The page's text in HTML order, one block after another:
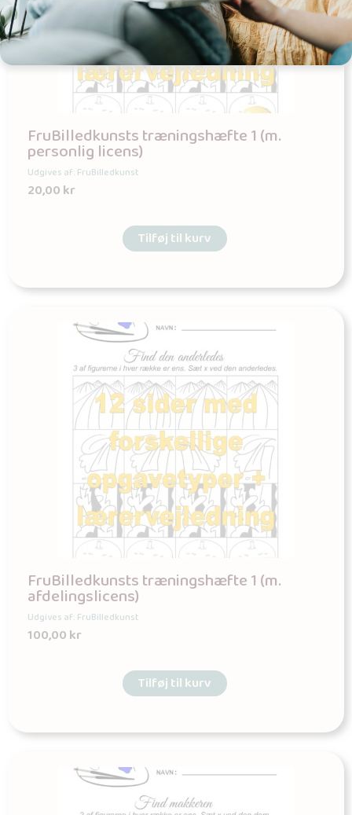
FruBilledkunsts træningshæfte 1 (m.
personlig licens)
Udgives af: FruBilledkunst
20,00kr
Tilføj til kurv
FruBilledkunsts træningshæfte 1 (m.
afdelingslicens)
Udgives af: FruBilledkunst
100,00kr
Tilføj til kurv